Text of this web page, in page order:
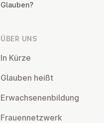
ÜBER UNS
In Kürze
Glauben heißt
Er­wach­se­nen­bil­dung
Frau­en­netz­werk